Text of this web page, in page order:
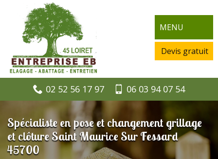
MENU
Devis gratuit
02 52 56 17 97 06 03 94 07 54
Spécialiste en pose et changement grillage
et clôture Saint Maurice Sur Fessard
45700